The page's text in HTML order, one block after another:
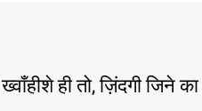
ही तो, ज़िंदगी जिने का